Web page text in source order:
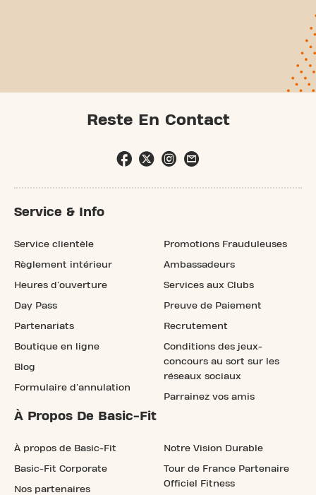
Reste En Contact
Service & Info
Service clientèle
Règlement intérieur
Heures d'ouverture
Day Pass
Partenariats
Boutique en ligne
Blog
Formulaire d'annulation
Promotions Frauduleuses
Ambassadeurs
Services aux Clubs
Preuve de Paiement
Recrutement
Conditions des jeux-
concours au sort sur les
réseaux sociaux
Parrainez vos amis
À Propos De Basic-Fit
À propos de Basic-Fit
Basic-Fit Corporate
Nos partenaires
Notre Vision Durable
Tour de France Partenaire
Officiel Fitness